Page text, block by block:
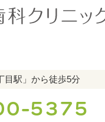
目駅」から徒歩5分
5375